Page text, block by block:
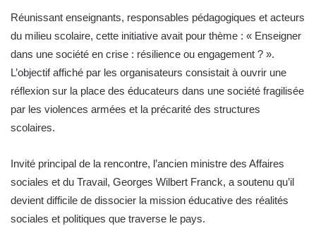
Réunissant enseignants, responsables pédagogiques et acteurs
du milieu scolaire, cette initiative avait pour thème : « Enseigner
dans une société en crise : résilience ou engagement ? ».
L’objectif affiché par les organisateurs consistait à ouvrir une
réflexion sur la place des éducateurs dans une société fragilisée
par les violences armées et la précarité des structures
scolaires.
Invité principal de la rencontre, l’ancien ministre des Affaires
sociales et du Travail, Georges Wilbert Franck, a soutenu qu’il
devient difficile de dissocier la mission éducative des réalités
sociales et politiques que traverse le pays.